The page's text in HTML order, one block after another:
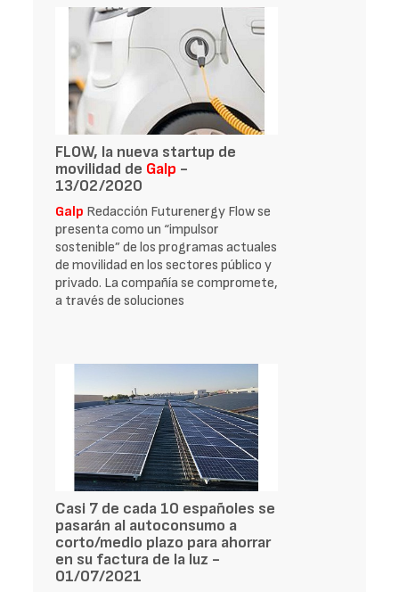
FLOW, la nueva startup de
movilidad de Galp -
13/02/2020
Galp Redacción Futurenergy Flow se
presenta como un “impulsor
sostenible” de los programas actuales
de movilidad en los sectores público y
privado. La compañía se compromete,
a través de soluciones
Casi 7 de cada 10 españoles se
pasarán al autoconsumo a
corto/medio plazo para ahorrar
en su factura de la luz -
01/07/2021